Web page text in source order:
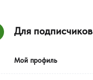
Для подписчиков
Мой профиль